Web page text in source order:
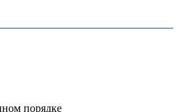
порядке